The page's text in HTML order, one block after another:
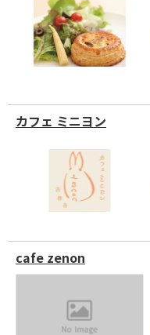
カフェ ミニヨン
cafe zenon